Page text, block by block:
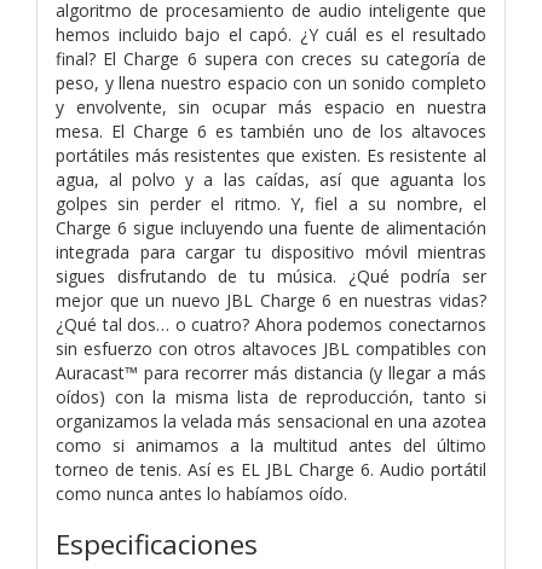
algoritmo de procesamiento de audio inteligente que
hemos incluido bajo el capó. ¿Y cuál es el resultado
final? El Charge 6 supera con creces su categoría de
peso, y llena nuestro espacio con un sonido completo
y envolvente, sin ocupar más espacio en nuestra
mesa. El Charge 6 es también uno de los altavoces
portátiles más resistentes que existen. Es resistente al
agua, al polvo y a las caídas, así que aguanta los
golpes sin perder el ritmo. Y, fiel a su nombre, el
Charge 6 sigue incluyendo una fuente de alimentación
integrada para cargar tu dispositivo móvil mientras
sigues disfrutando de tu música. ¿Qué podría ser
mejor que un nuevo JBL Charge 6 en nuestras vidas?
¿Qué tal dos… o cuatro? Ahora podemos conectarnos
sin esfuerzo con otros altavoces JBL compatibles con
Auracast™ para recorrer más distancia (y llegar a más
oídos) con la misma lista de reproducción, tanto si
organizamos la velada más sensacional en una azotea
como si animamos a la multitud antes del último
torneo de tenis. Así es EL JBL Charge 6. Audio portátil
como nunca antes lo habíamos oído.
Especificaciones